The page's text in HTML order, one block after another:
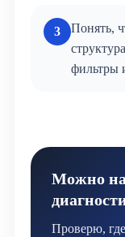
3
Понять,
фильтры
Можно
Проверю,